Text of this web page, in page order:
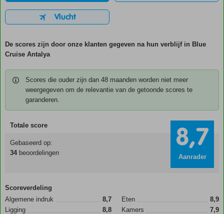
Vlucht
De scores zijn door onze klanten gegeven na hun verblijf in Blue
Cruise Antalya
Scores die ouder zijn dan 48 maanden worden niet meer
weergegeven om de relevantie van de getoonde scores te
garanderen.
Totale score
Gebaseerd op:
34 beoordelingen 8,7
Aanrader
Scoreverdeling
Algemene indruk
8,7
Ligging
8,8
Eten
8,9
Kamers
7,9